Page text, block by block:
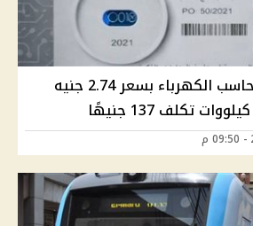
العدادات الكودية تحاسب الكهرباء بسعر 2.74 جنيه